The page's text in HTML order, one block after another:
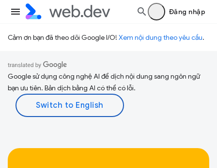
Đăng nhập
Cảm ơn bạn đã theo dõi Google I/O! Xem nội dung theo yêu cầu.
Google sử dụng công nghệ AI để dịch nội dung sang ngôn ngữ
bạn ưu tiên. Bản dịch bằng AI có thể có lỗi.